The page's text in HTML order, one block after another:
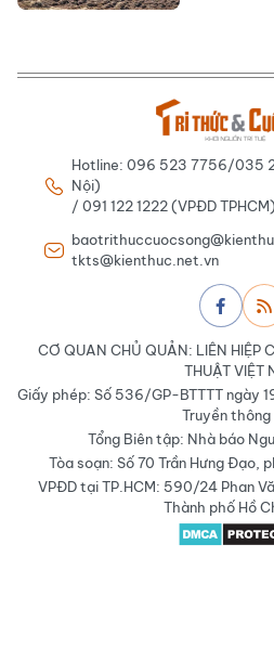
Hotline: 096 523 7756/035
Nội)
/ 091 122 1222 (VPĐD TPHCM)
tkts@kienthuc.net.vn
CƠ QUAN CHỦ QUẢN: LIÊN HIỆP
THUẬT VIỆT
Giấy phép: Số 536/GP-BTTTT ngày
Truyền thông
Tổng Biên tập: Nhà báo
Tòa soạn: Số 70 Trần Hưng Đạo,
VPĐD tại TP.HCM: 590/24 Phan
Thành phố Hồ